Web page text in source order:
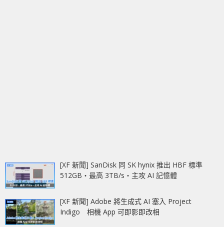
[XF 新聞] SanDisk 同 SK hynix 推出 HBF 標準
512GB‧最高 3TB/s‧主攻 AI 記憶體
[XF 新聞] Adobe 將生成式 AI 塞入 Project
Indigo 相機 App 可即影即改相